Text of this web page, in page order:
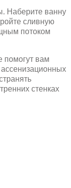
Наберите ванну
сливную
потоком
помогут вам
стенках